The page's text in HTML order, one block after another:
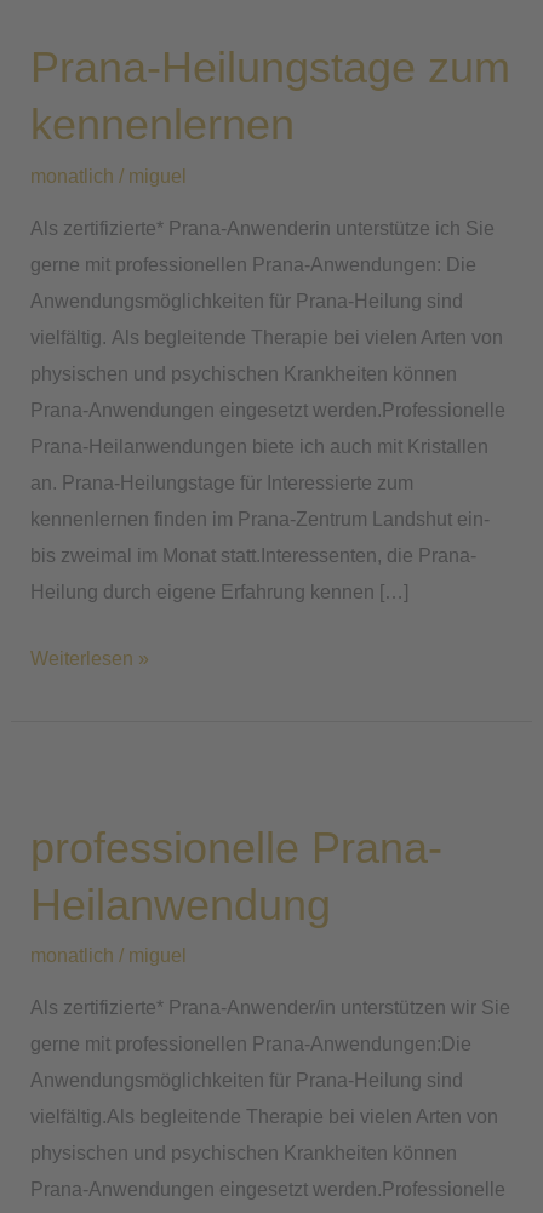
Prana-Heilungstage zum
kennenlernen
monatlich / miguel
Als zertifizierte* Prana-Anwenderin unterstütze ich Sie
gerne mit professionellen Prana-Anwendungen: Die
Anwendungsmöglichkeiten für Prana-Heilung sind
vielfältig. Als begleitende Therapie bei vielen Arten von
physischen und psychischen Krankheiten können
Prana-Anwendungen eingesetzt werden.Professionelle
Prana-Heilanwendungen biete ich auch mit Kristallen
an. Prana-Heilungstage für Interessierte zum
kennenlernen finden im Prana-Zentrum Landshut ein-
bis zweimal im Monat statt.Interessenten, die Prana-
Heilung durch eigene Erfahrung kennen […]
zum
Weiterlesen »
professionelle Prana-
Heilanwendung
monatlich / miguel
Als zertifizierte* Prana-Anwender/in unterstützen wir Sie
gerne mit professionellen Prana-Anwendungen:Die
Anwendungsmöglichkeiten für Prana-Heilung sind
vielfältig.Als begleitende Therapie bei vielen Arten von
physischen und psychischen Krankheiten können
Prana-Anwendungen eingesetzt werden.Professionelle
Heilanwendung